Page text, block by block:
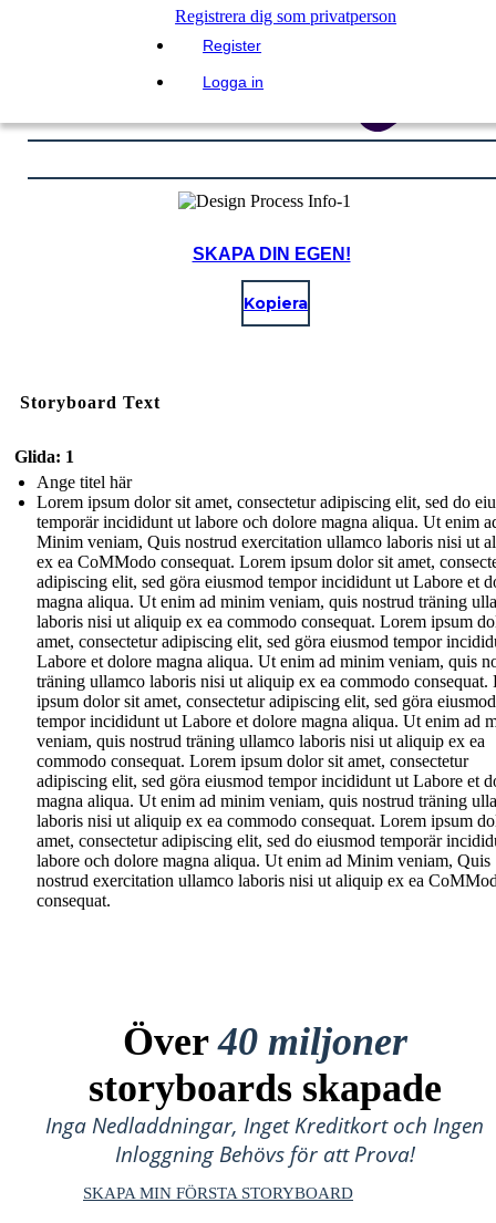
Registrera dig som privatperson
Register
Logga in
SKAPA DIN EGEN!
Kopiera
Storyboard Text
Glida: 1
Ange titel här
Lorem ipsum dolor sit amet, consectetur adipiscing elit, sed do
temporär incididunt ut labore och dolore magna aliqua. Ut enim
Minim veniam, Quis nostrud exercitation ullamco laboris nisi ut
ex ea CoMModo consequat. Lorem ipsum dolor sit amet,
adipiscing elit, sed göra eiusmod tempor incididunt ut Labore et
magna aliqua. Ut enim ad minim veniam, quis nostrud träning
laboris nisi ut aliquip ex ea commodo consequat. Lorem ipsum
amet, consectetur adipiscing elit, sed göra eiusmod tempor
Labore et dolore magna aliqua. Ut enim ad minim veniam, quis
träning ullamco laboris nisi ut aliquip ex ea commodo consequat.
ipsum dolor sit amet, consectetur adipiscing elit, sed göra eiusmod
tempor incididunt ut Labore et dolore magna aliqua. Ut enim ad
veniam, quis nostrud träning ullamco laboris nisi ut aliquip ex ea
commodo consequat. Lorem ipsum dolor sit amet, consectetur
adipiscing elit, sed göra eiusmod tempor incididunt ut Labore et
magna aliqua. Ut enim ad minim veniam, quis nostrud träning
laboris nisi ut aliquip ex ea commodo consequat. Lorem ipsum
amet, consectetur adipiscing elit, sed do eiusmod temporär
labore och dolore magna aliqua. Ut enim ad Minim veniam, Quis
nostrud exercitation ullamco laboris nisi ut aliquip ex ea
consequat.
Över40 miljoner
storyboards skapade
Inga Nedladdningar, Inget Kreditkort och Ingen
Inloggning Behövs för att Prova!
SKAPA MIN FÖRSTA STORYBOARD